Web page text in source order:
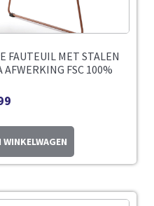
FAUTEUIL MET STALEN
FSC 100%